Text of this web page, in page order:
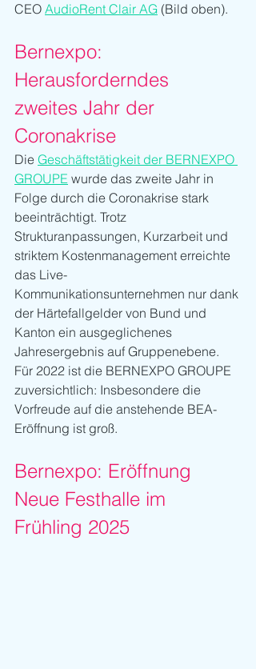
CEO AudioRent Clair AG (Bild oben).
Bernexpo:
Herausforderndes
zweites Jahr der
Coronakrise
Die Geschäftstätigkeit der BERNEXPO
GROUPE wurde das zweite Jahr in
Folge durch die Coronakrise stark
beeinträchtigt. Trotz
Strukturanpassungen, Kurzarbeit und
striktem Kostenmanagement erreichte
das Live-
Kommunikationsunternehmen nur dank
der Härtefallgelder von Bund und
Kanton ein ausgeglichenes
Jahresergebnis auf Gruppenebene.
Für 2022 ist die BERNEXPO GROUPE
zuversichtlich: Insbesondere die
Vorfreude auf die anstehende BEA-
Eröffnung ist groß.
Bernexpo: Eröffnung
Neue Festhalle im
Frühling 2025